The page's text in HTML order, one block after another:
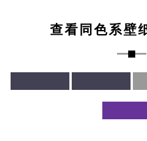
查看同色系壁